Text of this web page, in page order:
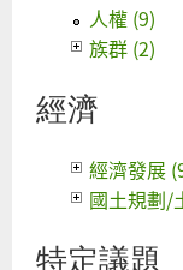
人權 (9)
族群 (2)
經濟
經濟發展
國土規劃/
特定議題